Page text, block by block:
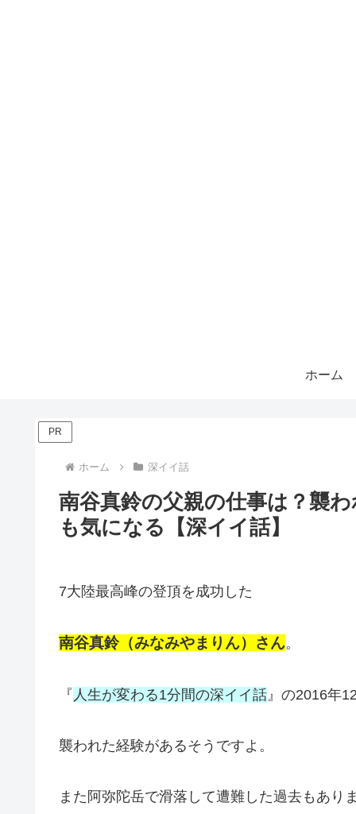
ホーム
PR
ホーム 深イイ話
南谷真鈴の父親の仕事は？襲
も気になる【深イイ話】
7大陸最高峰の登頂を成功した
南谷真鈴（みなみやまりん）さん。
『 人生が変わる1分間の深イイ話 』の2016年
襲われた経験があるそうですよ。
また阿弥陀岳で滑落して遭難した過去もあり